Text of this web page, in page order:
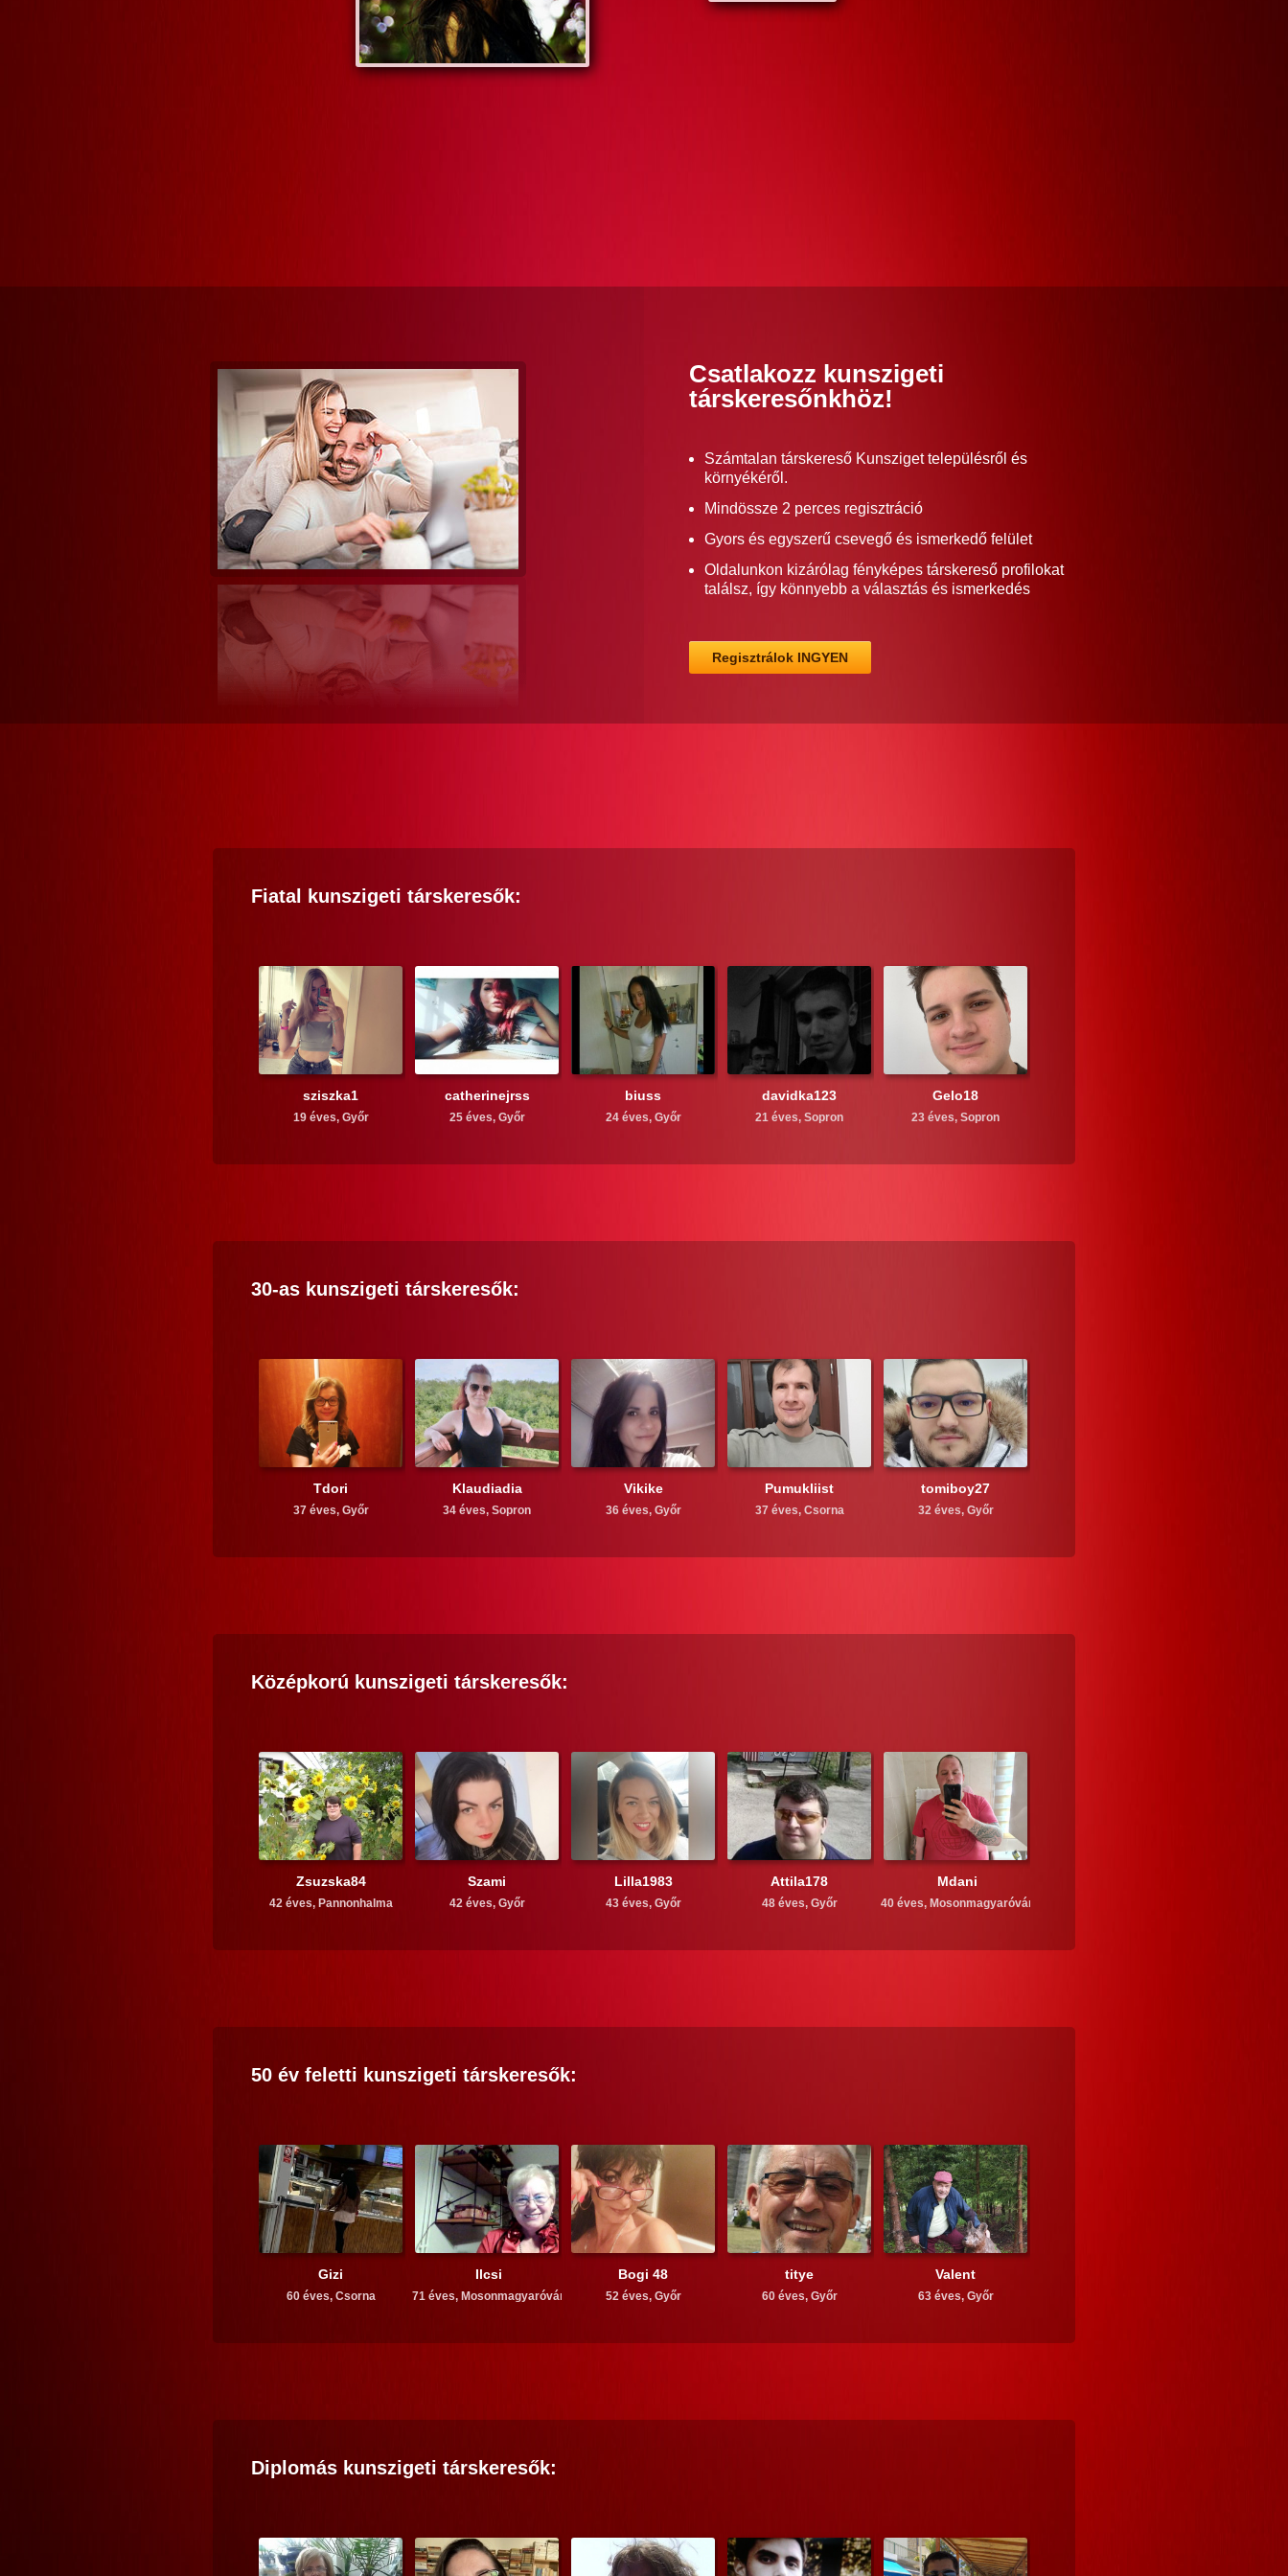
Csatlakozz kunszigeti
társkeresőnkhöz!
Számtalan társkereső Kunsziget településről és
környékéről.
Mindössze 2 perces regisztráció
Gyors és egyszerű csevegő és ismerkedő felület
Oldalunkon kizárólag fényképes társkereső profilokat
találsz, így könnyebb a választás és ismerkedés
Regisztrálok INGYEN
Fiatal kunszigeti társkeresők:
sziszka1
19 éves, Győr
catherinejrss
25 éves, Győr
biuss
24 éves, Győr
davidka123
21 éves, Sopron
Gelo18
23 éves, Sopron
30-as kunszigeti társkeresők:
Tdori
37 éves, Győr
Klaudiadia
34 éves, Sopron
Vikike
36 éves, Győr
Pumukliist
37 éves, Csorna
tomiboy27
32 éves, Győr
Középkorú kunszigeti társkeresők:
Zsuzska84
42 éves, Pannonhalma
Szami
42 éves, Győr
Lilla1983
43 éves, Győr
Attila178
48 éves, Győr
Mdani
40 éves, Mosonmagyaróvár
50 év feletti kunszigeti társkeresők:
Gizi
60 éves, Csorna
Ilcsi
71 éves, Mosonmagyaróvár
Bogi 48
52 éves, Győr
titye
60 éves, Győr
Valent
63 éves, Győr
Diplomás kunszigeti társkeresők: